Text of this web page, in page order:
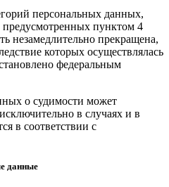
персональных данных,
предусмотренных пунктом 4
незамедлительно прекращена,
которых осуществлялась
федеральным
о судимости может
в случаях и в
в соответствии с
данные